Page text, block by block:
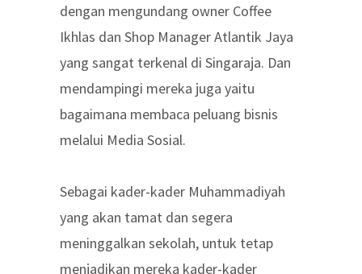
dengan mengundang owner Coffee
Ikhlas dan Shop Manager Atlantik Jaya
yang sangat terkenal di Singaraja. Dan
mendampingi mereka juga yaitu
bagaimana membaca peluang bisnis
melalui Media Sosial.
Sebagai kader-kader Muhammadiyah
yang akan tamat dan segera
meninggalkan sekolah, untuk tetap
menjadikan mereka kader-kader